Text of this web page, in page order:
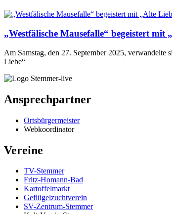
„Westfälische Mausefalle“ begeistert
Am Samstag, den 27. September 2025,
Liebe“
Ansprechpartner
Ortsbürgermeister
Webkoordinator
Vereine
TV-Stemmer
Fritz-Homann-Bad
Kartoffelmarkt
Geflügelzuchtverein
SV-Zentrum-Stemmer